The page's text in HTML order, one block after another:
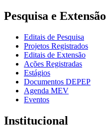
Pesquisa e Extensão
Editais de Pesquisa
Projetos Registrados
Editais de Extensão
Ações Registradas
Estágios
Documentos DEPEP
Agenda MEV
Eventos
Institucional